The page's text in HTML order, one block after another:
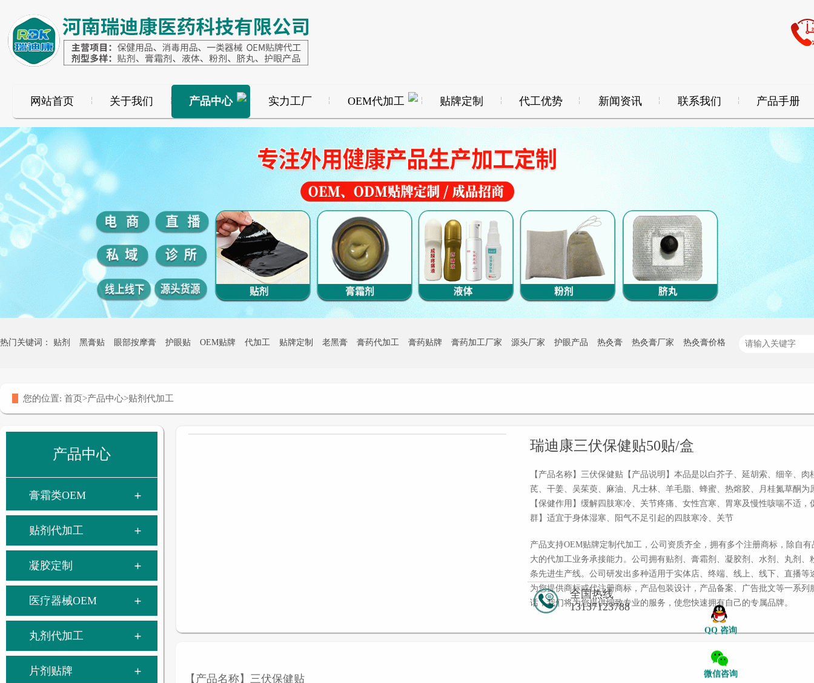
网站首页 关于我们 产品中心 实力工厂 OEM代加工 贴牌定制 代工优势 新闻资讯 联系我们 产品手册
热门关键词： 贴剂 黑膏贴 眼部按摩膏 护眼贴 OEM贴牌 代加工 贴牌定制 老黑膏 膏药代加工 膏药贴牌 膏药加工厂家 源头厂家 护眼产品 热灸膏 热灸膏厂家 热灸膏价格
热灸膏贴牌
您的位置: 首页>产品中心>贴剂代加工
产品中心
膏霜类OEM
贴剂代加工
凝胶定制
医疗器械OEM
丸剂代加工
片剂贴牌
瑞迪康三伏保健贴50贴/盒
【产品名称】三伏保健贴【产品说明】本品是以白芥子、延胡索、细辛、肉
芪、干姜、吴茱萸、麻油、凡士林、羊毛脂、蜂蜜、热熔胶、月桂氮草酮为
【保健作用】缓解四肢寒冷、关节疼痛、女性宫寒、胃寒及慢性咳喘不适，
群】适宜于身体湿寒、阳气不足引起的四肢寒冷、关节
产品支持OEM贴牌定制代加工，公司资质齐全，拥有多个注册商标，除自
大的代加工业务承接能力。公司拥有贴剂、膏霜剂、凝胶剂、水剂、丸剂、
条先进生产线。公司研发出多种适用于实体店、终端、线上、线下、直播等
为您提供商标或代注册商标，产品包装设计，产品备案、广告批文等一系列
话，我们将为您提供细致专业的服务，使您快速拥有自己的专属品牌。
全国热线
13137123788
【产品名称】三伏保健贴
QQ 咨询
微信咨询